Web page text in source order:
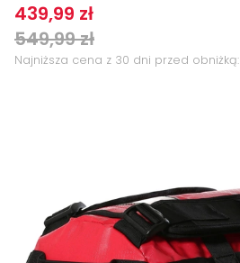
439,99 zł
549,99 zł
Najniższa cena z 30 dni przed obniżką: